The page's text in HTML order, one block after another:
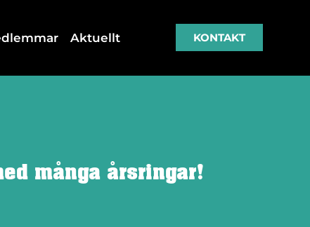
Aktuellt KONTAKT
många årsringar!